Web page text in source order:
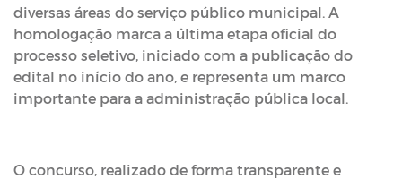
diversas áreas do serviço público municipal. A
homologação marca a última etapa oficial do
processo seletivo, iniciado com a publicação do
edital no início do ano, e representa um marco
importante para a administração pública local.
O concurso, realizado de forma transparente e